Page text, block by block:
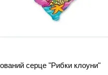
серце "Рибки клоуни"